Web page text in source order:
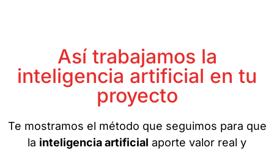
Así trabajamos la
inteligencia artificial en tu
proyecto
Te mostramos el método que seguimos para que
la inteligencia artificial aporte valor real y